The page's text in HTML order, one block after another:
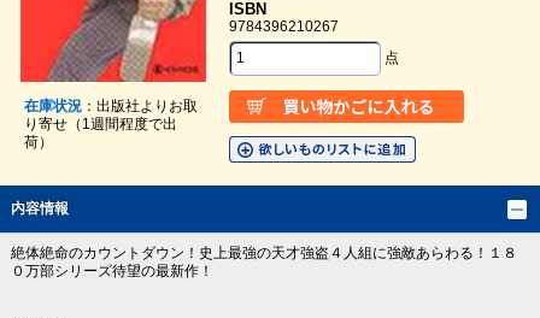
在庫状況：出版社よりお取
り寄せ（1週間程度で出
荷）
ISBN
9784396210267
点
内容情報
絶体絶命のカウントダウン！史上最強の天才強盗４人組に強敵あらわる！１８
０万部シリーズ待望の最新作！